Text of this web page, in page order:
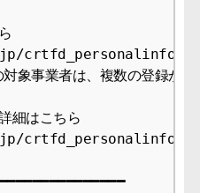
crtfd_personalinfo/
象事業者は、複数の登録が可
細はこちら
crtfd_personalinfo